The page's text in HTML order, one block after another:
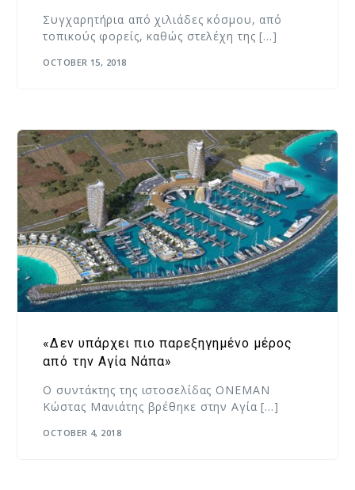
Συγχαρητήρια από χιλιάδες κόσμου, από
τοπικούς φορείς, καθώς στελέχη της […]
OCTOBER 15, 2018
«Δεν υπάρχει πιο παρεξηγημένο μέρος
από την Αγία Νάπα»
Ο συντάκτης της ιστοσελίδας ONEMAN
Κώστας Μανιάτης βρέθηκε στην Αγία […]
OCTOBER 4, 2018